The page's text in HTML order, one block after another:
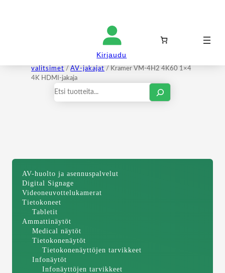
Kirjaudu
Signaalin hallinta/AV-jakajat ja
valitsimet /AV-jakajat / Kramer VM-4H2 4K60 1×4
4K HDMI-jakaja
Haku
AV-huolto ja asennuspalvelut
Digital Signage
Videoneuvottelukamerat
Tietokoneet
Tabletit
Ammattinäytöt
Medical näytöt
Tietokonenäytöt
Tietokonenäyttöjen tarvikkeet
Infonäytöt
Infonäyttöjen tarvikkeet